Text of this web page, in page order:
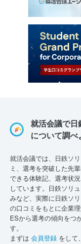
就活会議で日
について調べ
就活会議では、日鉄ソ
ミ、選考を突破した先
できる体験記、選考状
しています。日鉄ソリ
みなど、実際に日鉄ソ
の口コミをもとに企業
ESから選考の傾向をつ
す。
まずは 会員登録 をして